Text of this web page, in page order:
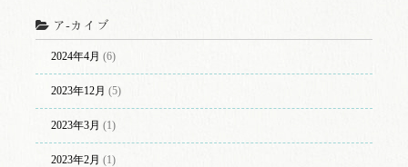
ア-カイブ
2024年4月 (6)
2023年12月 (5)
2023年3月 (1)
2023年2月 (1)